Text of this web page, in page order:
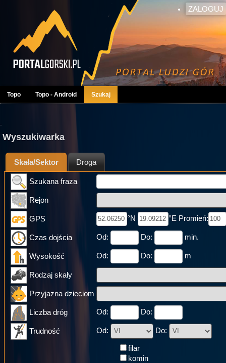
ZALOGUJ
Topo Topo - Android Szukaj
Wyszukiwarka
Skała/Sektor Droga
Szukana fraza
Rejon
GPS °N °E Promień:
Czas dojścia Od: Do: min.
Wysokość Od: Do: m
Rodzaj skały
Przyjazna dzieciom
Liczba dróg Od: Do:
Trudność Od: Do:
filar
komin